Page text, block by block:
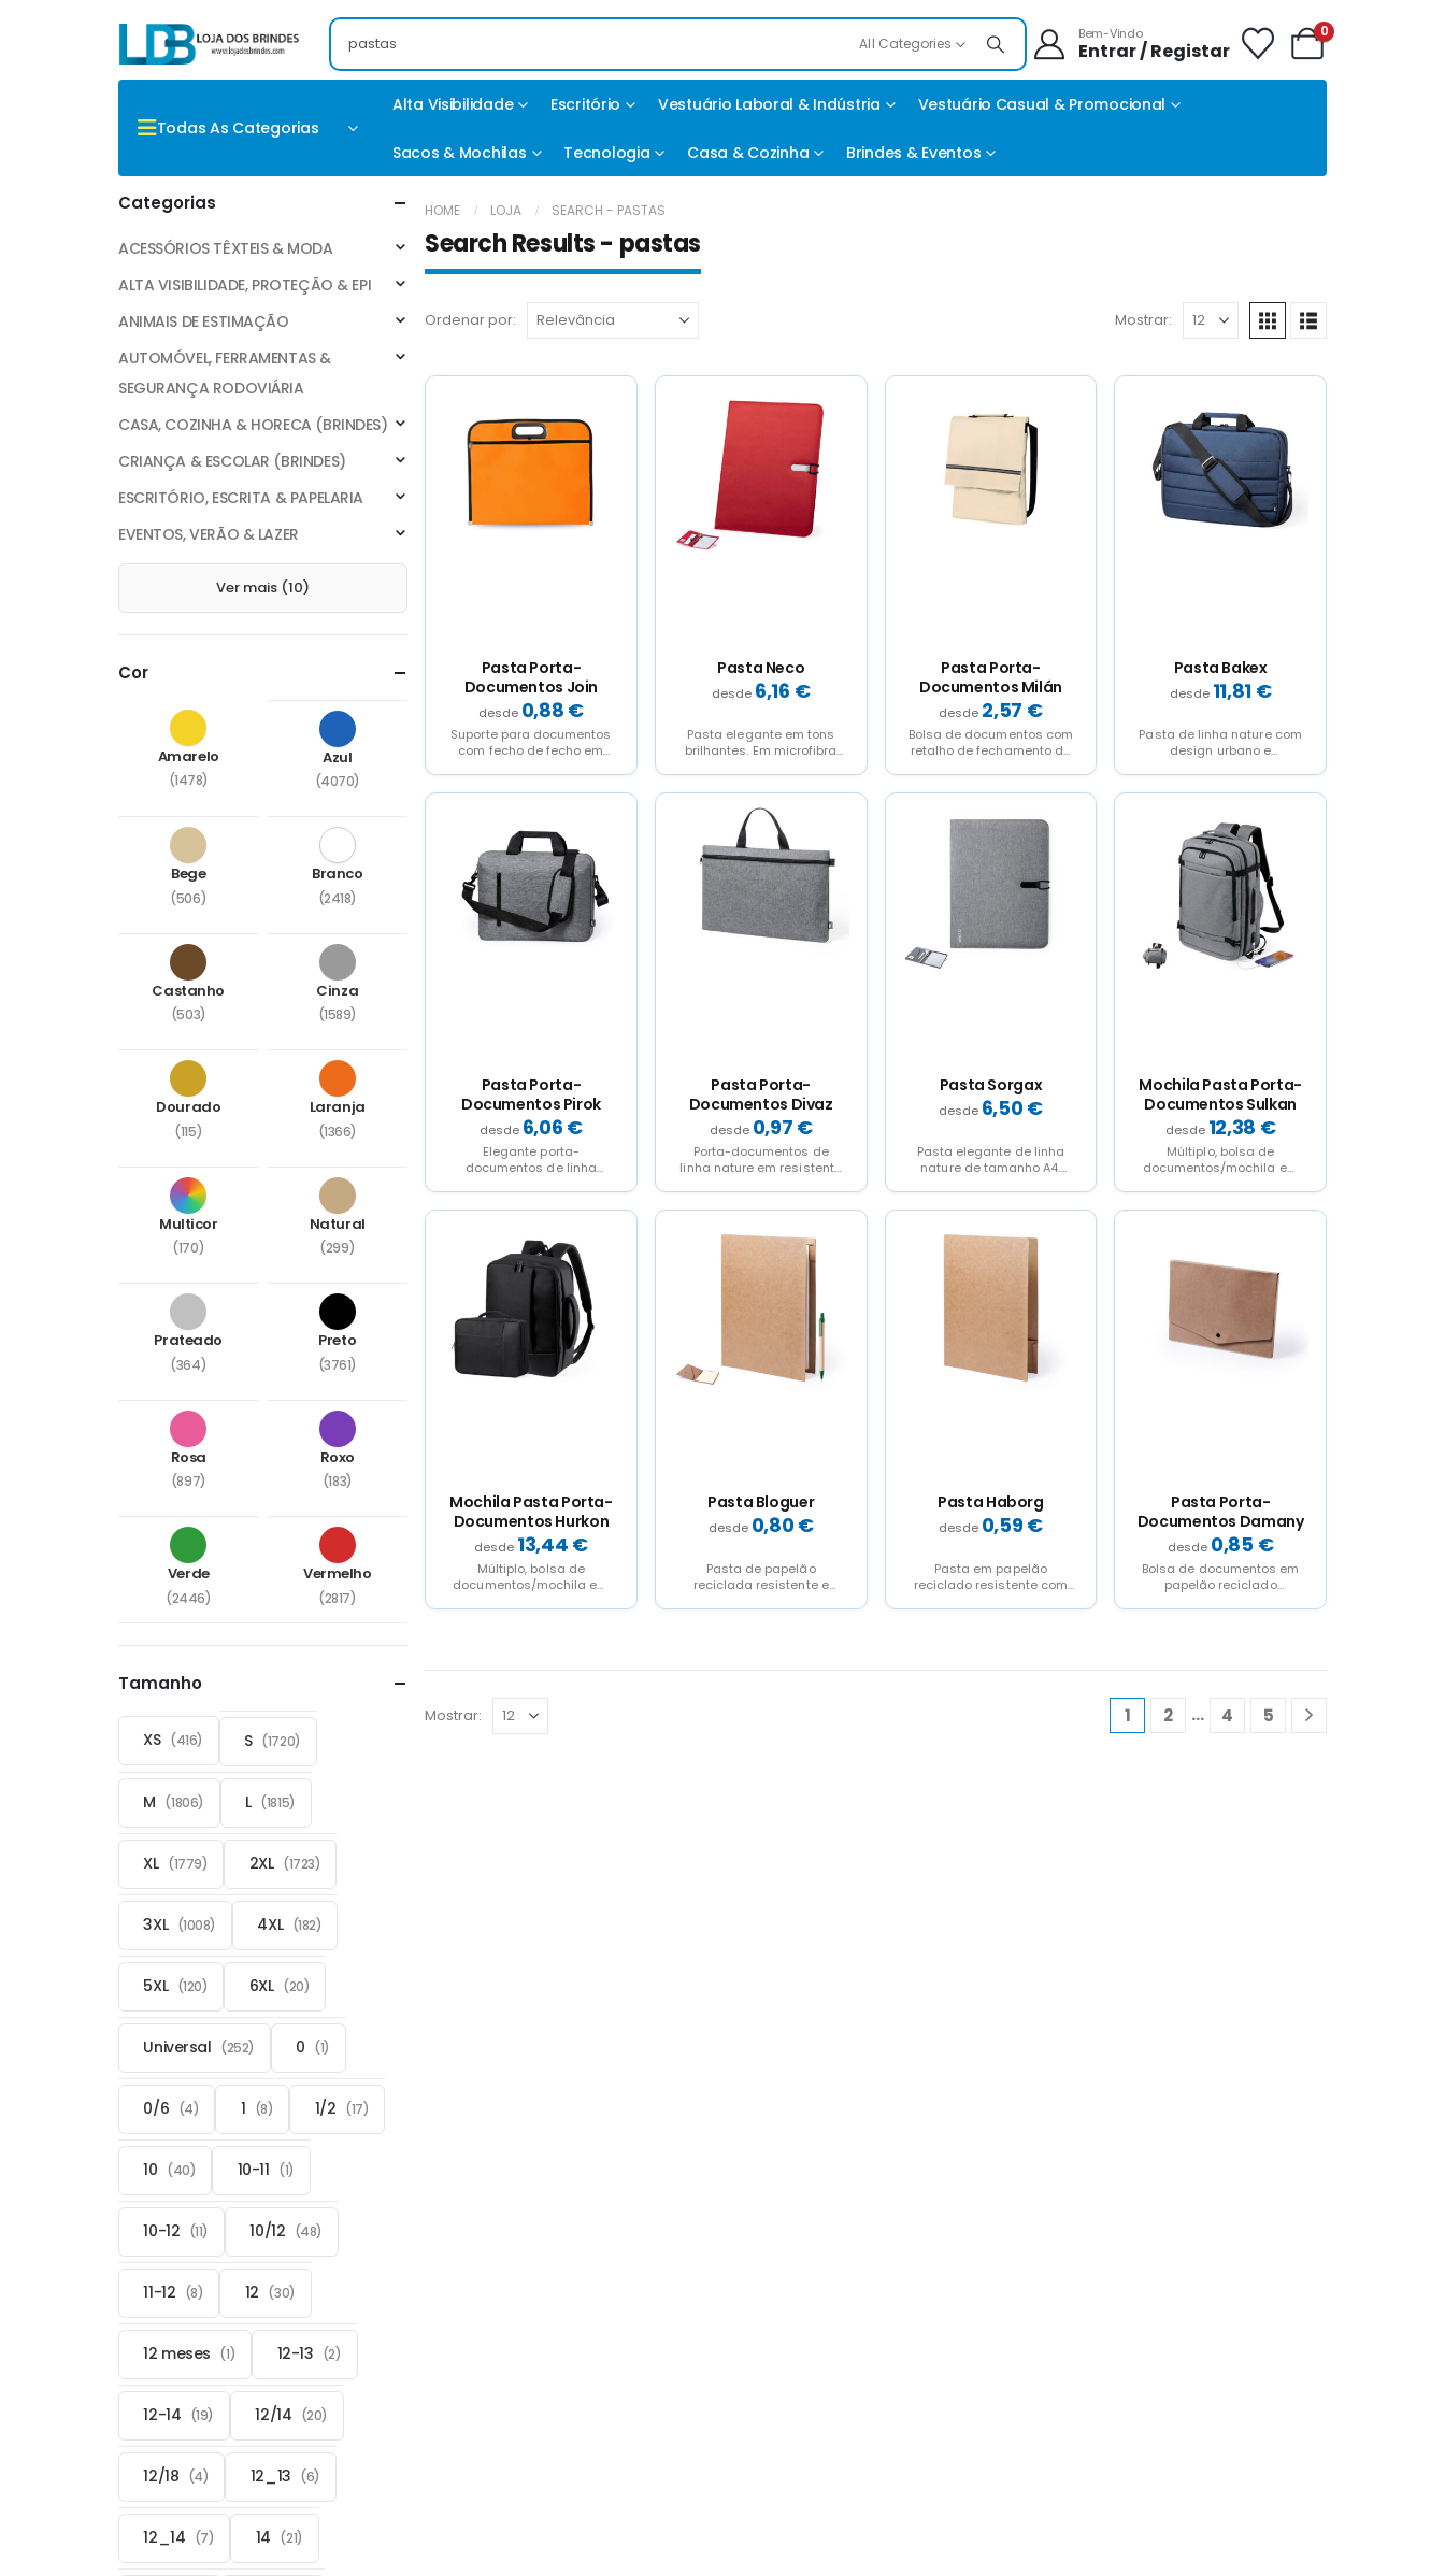
All Categories
Bem-Vindo
Entrar / Registar
0
Todas As Categorias
Alta Visibilidade Escritório Vestuário Laboral & Indústria Vestuário Casual & Promocional
Sacos & Mochilas Tecnologia Casa & Cozinha Brindes & Eventos
HOME LOJA SEARCH - PASTAS
Search Results - pastas
Ordenar por: Mostrar:
Pasta Porta-
Documentos Join
0,88 €
Suporte para documentos
com fecho de fecho em
Pasta Neco
6,16 €
Pasta elegante em tons
brilhantes. Em microfibra
elástica,...
Pasta Porta-
Documentos Milán
2,57 €
Bolsa de documentos com
retalho de fechamento de
Pasta Bakex
11,81 €
Pasta de linha nature com
design urbano e
RPET 300D...
Pasta Porta-
Documentos Pirok
6,06 €
Elegante porta-
documentos de linha
elaborado a partir de...
Pasta Porta-
Documentos Divaz
0,97 €
Porta-documentos de
linha nature em resistente
plástico...
Pasta Sorgax
6,50€
Pasta elegante de linha
nature de tamanho A4.
melange,...
Mochila Pasta Porta-
Documentos Sulkan
12,38 €
Múltiplo, bolsa de
documentos/mochila em
urbano com bolso anti...
Mochila Pasta Porta-
Documentos Hurkon
13,44 €
Múltiplo, bolsa de
documentos/mochila em
Pasta Bloguer
0,80€
Pasta de papelão
reciclada resistente e
Pasta Haborg
0,59€
Pasta em papelão
reciclado resistente com
Pasta Porta-
Documentos Damany
0,85 €
Bolsa de documentos em
papelão reciclado
Mostrar: 1 2 … 4 5
Categorias
ACESSÓRIOS TÊXTEIS & MODA
ALTA VISIBILIDADE, PROTEÇÃO & EPI
ANIMAIS DE ESTIMAÇÃO
AUTOMÓVEL, FERRAMENTAS &
SEGURANÇA RODOVIÁRIA
CASA, COZINHA & HORECA (BRINDES)
CRIANÇA & ESCOLAR (BRINDES)
ESCRITÓRIO, ESCRITA & PAPELARIA
EVENTOS, VERÃO & LAZER
Ver mais (10)
Cor
Amarelo
(1478)
Azul
(4070)
Bege
(506)
Branco
(2418)
Castanho
(503)
Cinza
(1589)
Dourado
(115)
Laranja
(1366)
Multicor
(170)
Natural
(299)
Prateado
(364)
Preto
(3761)
Rosa
(897)
Roxo
(183)
Verde
(2446)
Vermelho
(2817)
Tamanho
XS (416) S (1720)
M (1806) L (1815)
XL (1779) 2XL (1723)
3XL (1008) 4XL (182)
5XL (120) 6XL (20)
Universal (252) 0 (1)
0/6 (4) 1 (8) 1/2 (17)
10 (40) 10-11 (1)
10-12 (11) 10/12 (48)
11-12 (8) 12 (30)
12 meses (1) 12-13 (2)
12-14 (19) 12/14 (20)
12/18 (4) 12_13 (6)
12_14 (7) 14 (21)